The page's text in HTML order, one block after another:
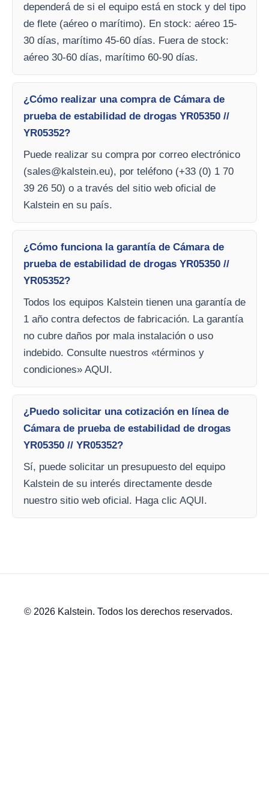
dependerá de si el equipo está en stock y del tipo
de flete (aéreo o marítimo). En stock: aéreo 15-
30 días, marítimo 45-60 días. Fuera de stock:
aéreo 30-60 días, marítimo 60-90 días.
¿Cómo realizar una compra de Cámara de
prueba de estabilidad de drogas YR05350 //
YR05352?
Puede realizar su compra por correo electrónico
(sales@kalstein.eu), por teléfono (+33 (0) 1 70
39 26 50) o a través del sitio web oficial de
Kalstein en su país.
¿Cómo funciona la garantía de Cámara de
prueba de estabilidad de drogas YR05350 //
YR05352?
Todos los equipos Kalstein tienen una garantía de
1 año contra defectos de fabricación. La garantía
no cubre daños por mala instalación o uso
indebido. Consulte nuestros «términos y
condiciones» AQUI.
¿Puedo solicitar una cotización en línea de
Cámara de prueba de estabilidad de drogas
YR05350 // YR05352?
Sí, puede solicitar un presupuesto del equipo
Kalstein de su interés directamente desde
nuestro sitio web oficial. Haga clic AQUI.
© 2026 Kalstein. Todos los derechos reservados.